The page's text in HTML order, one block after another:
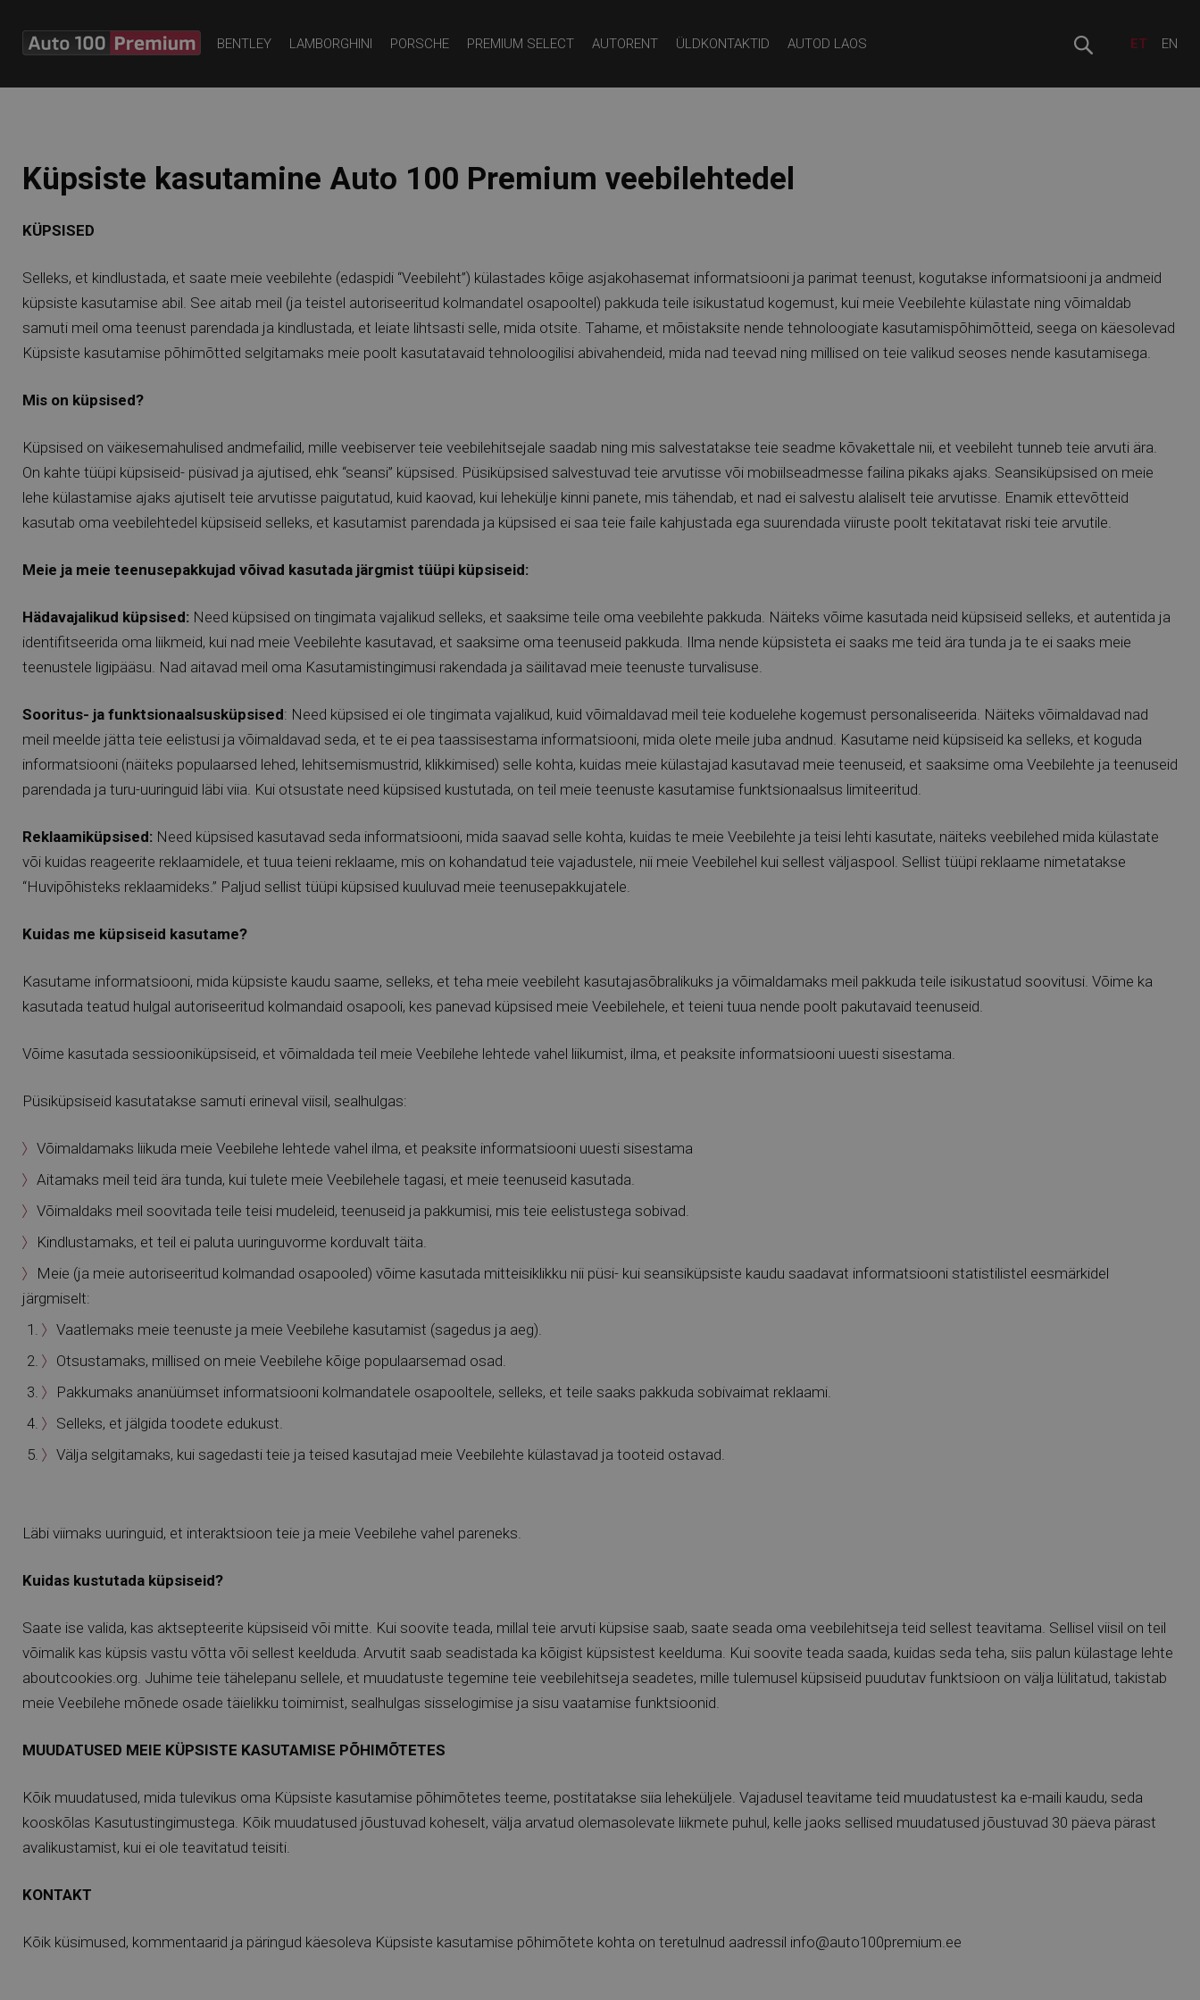
BENTLEY LAMBORGHINI PORSCHE PREMIUM SELECT AUTORENT ÜLDKONTAKTID AUTOD LAOS ET EN
Küpsiste kasutamine Auto 100 Premium veebilehtedel
KÜPSISED
Selleks, et kindlustada, et saate meie veebilehte (edaspidi “Veebileht”) külastades kõige asjakohasemat informatsiooni ja parimat teenust, kogutakse informatsiooni ja andmeid
küpsiste kasutamise abil. See aitab meil (ja teistel autoriseeritud kolmandatel osapooltel) pakkuda teile isikustatud kogemust, kui meie Veebilehte külastate ning võimaldab
samuti meil oma teenust parendada ja kindlustada, et leiate lihtsasti selle, mida otsite. Tahame, et mõistaksite nende tehnoloogiate kasutamispõhimõtteid, seega on käesolevad
Küpsiste kasutamise põhimõtted selgitamaks meie poolt kasutatavaid tehnoloogilisi abivahendeid, mida nad teevad ning millised on teie valikud seoses nende kasutamisega.
Mis on küpsised?
Küpsised on väikesemahulised andmefailid, mille veebiserver teie veebilehitsejale saadab ning mis salvestatakse teie seadme kõvakettale nii, et veebileht tunneb teie arvuti ära.
On kahte tüüpi küpsiseid- püsivad ja ajutised, ehk “seansi” küpsised. Püsiküpsised salvestuvad teie arvutisse või mobiilseadmesse failina pikaks ajaks. Seansiküpsised on meie
lehe külastamise ajaks ajutiselt teie arvutisse paigutatud, kuid kaovad, kui lehekülje kinni panete, mis tähendab, et nad ei salvestu alaliselt teie arvutisse. Enamik ettevõtteid
kasutab oma veebilehtedel küpsiseid selleks, et kasutamist parendada ja küpsised ei saa teie faile kahjustada ega suurendada viiruste poolt tekitatavat riski teie arvutile.
Meie ja meie teenusepakkujad võivad kasutada järgmist tüüpi küpsiseid:
Hädavajalikud küpsised: Need küpsised on tingimata vajalikud selleks, et saaksime teile oma veebilehte pakkuda. Näiteks võime kasutada neid küpsiseid selleks, et autentida ja
identifitseerida oma liikmeid, kui nad meie Veebilehte kasutavad, et saaksime oma teenuseid pakkuda. Ilma nende küpsisteta ei saaks me teid ära tunda ja te ei saaks meie
teenustele ligipääsu. Nad aitavad meil oma Kasutamistingimusi rakendada ja säilitavad meie teenuste turvalisuse.
Sooritus- ja funktsionaalsusküpsised: Need küpsised ei ole tingimata vajalikud, kuid võimaldavad meil teie koduelehe kogemust personaliseerida. Näiteks võimaldavad nad
meil meelde jätta teie eelistusi ja võimaldavad seda, et te ei pea taassisestama informatsiooni, mida olete meile juba andnud. Kasutame neid küpsiseid ka selleks, et koguda
informatsiooni (näiteks populaarsed lehed, lehitsemismustrid, klikkimised) selle kohta, kuidas meie külastajad kasutavad meie teenuseid, et saaksime oma Veebilehte ja teenuseid
parendada ja turu-uuringuid läbi viia. Kui otsustate need küpsised kustutada, on teil meie teenuste kasutamise funktsionaalsus limiteeritud.
Reklaamiküpsised: Need küpsised kasutavad seda informatsiooni, mida saavad selle kohta, kuidas te meie Veebilehte ja teisi lehti kasutate, näiteks veebilehed mida külastate
või kuidas reageerite reklaamidele, et tuua teieni reklaame, mis on kohandatud teie vajadustele, nii meie Veebilehel kui sellest väljaspool. Sellist tüüpi reklaame nimetatakse
“Huvipõhisteks reklaamideks.” Paljud sellist tüüpi küpsised kuuluvad meie teenusepakkujatele.
Kuidas me küpsiseid kasutame?
Kasutame informatsiooni, mida küpsiste kaudu saame, selleks, et teha meie veebileht kasutajasõbralikuks ja võimaldamaks meil pakkuda teile isikustatud soovitusi. Võime ka
kasutada teatud hulgal autoriseeritud kolmandaid osapooli, kes panevad küpsised meie Veebilehele, et teieni tuua nende poolt pakutavaid teenuseid.
Võime kasutada sessiooniküpsiseid, et võimaldada teil meie Veebilehe lehtede vahel liikumist, ilma, et peaksite informatsiooni uuesti sisestama.
Püsiküpsiseid kasutatakse samuti erineval viisil, sealhulgas:
Võimaldamaks liikuda meie Veebilehe lehtede vahel ilma, et peaksite informatsiooni uuesti sisestama
Aitamaks meil teid ära tunda, kui tulete meie Veebilehele tagasi, et meie teenuseid kasutada.
Võimaldaks meil soovitada teile teisi mudeleid, teenuseid ja pakkumisi, mis teie eelistustega sobivad.
Kindlustamaks, et teil ei paluta uuringuvorme korduvalt täita.
Meie (ja meie autoriseeritud kolmandad osapooled) võime kasutada mitteisiklikku nii püsi- kui seansiküpsiste kaudu saadavat informatsiooni statistilistel eesmärkidel
järgmiselt:
Vaatlemaks meie teenuste ja meie Veebilehe kasutamist (sagedus ja aeg).
Otsustamaks, millised on meie Veebilehe kõige populaarsemad osad.
Pakkumaks ananüümset informatsiooni kolmandatele osapooltele, selleks, et teile saaks pakkuda sobivaimat reklaami.
Selleks, et jälgida toodete edukust.
Välja selgitamaks, kui sagedasti teie ja teised kasutajad meie Veebilehte külastavad ja tooteid ostavad.
Läbi viimaks uuringuid, et interaktsioon teie ja meie Veebilehe vahel pareneks.
Kuidas kustutada küpsiseid?
Saate ise valida, kas aktsepteerite küpsiseid või mitte. Kui soovite teada, millal teie arvuti küpsise saab, saate seada oma veebilehitseja teid sellest teavitama. Sellisel viisil on teil
võimalik kas küpsis vastu võtta või sellest keelduda. Arvutit saab seadistada ka kõigist küpsistest keelduma. Kui soovite teada saada, kuidas seda teha, siis palun külastage lehte
aboutcookies.org. Juhime teie tähelepanu sellele, et muudatuste tegemine teie veebilehitseja seadetes, mille tulemusel küpsiseid puudutav funktsioon on välja lülitatud, takistab
meie Veebilehe mõnede osade täielikku toimimist, sealhulgas sisselogimise ja sisu vaatamise funktsioonid.
MUUDATUSED MEIE KÜPSISTE KASUTAMISE PÕHIMÕTETES
Kõik muudatused, mida tulevikus oma Küpsiste kasutamise põhimõtetes teeme, postitatakse siia leheküljele. Vajadusel teavitame teid muudatustest ka e-maili kaudu, seda
kooskõlas Kasutustingimustega. Kõik muudatused jõustuvad koheselt, välja arvatud olemasolevate liikmete puhul, kelle jaoks sellised muudatused jõustuvad 30 päeva pärast
avalikustamist, kui ei ole teavitatud teisiti.
KONTAKT
Kõik küsimused, kommentaarid ja päringud käesoleva Küpsiste kasutamise põhimõtete kohta on teretulnud aadressil info@auto100premium.ee